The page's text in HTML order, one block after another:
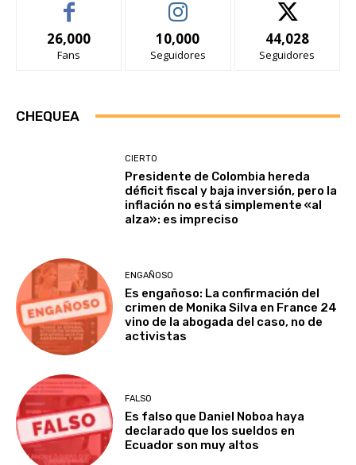
26,000
Fans
10,000
Seguidores
44,028
Seguidores
CHEQUEA
CIERTO
Presidente de Colombia hereda
déficit fiscal y baja inversión, pero la
inflación no está simplemente «al
alza»: es impreciso
ENGAÑOSO
Es engañoso: La confirmación del
crimen de Monika Silva en France 24
vino de la abogada del caso, no de
activistas
FALSO
Es falso que Daniel Noboa haya
declarado que los sueldos en
Ecuador son muy altos